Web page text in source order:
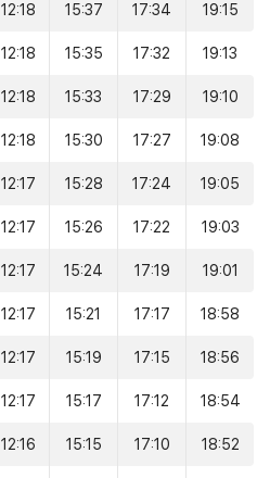
12:18 15:37 17:34 19:15
12:18 15:35 17:32 19:13
12:18 15:33 17:29 19:10
12:18 15:30 17:27 19:08
12:17 15:28 17:24 19:05
12:17 15:26 17:22 19:03
12:17 15:24 17:19 19:01
12:17 15:21 17:17 18:58
12:17 15:19 17:15 18:56
12:17 15:17 17:12 18:54
12:16 15:15 17:10 18:52